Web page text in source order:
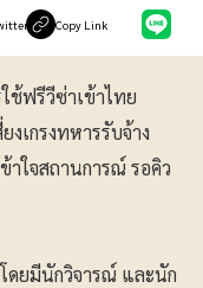
Copy Link
ช้ฟรีวีซ่าเข้าไทย
งเกรงทหารรับจ้าง
ใจสถานการณ์ รอคิว
ดยมีนักวิจารณ์ และนัก